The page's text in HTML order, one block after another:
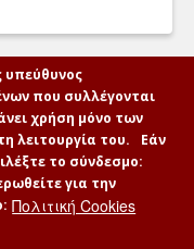
υπεύθυνος
που συλλέγονται
χρήση μόνο των
λειτουργία του.
Εάν
το σύνδεσμο:
για την
Πολιτική Cookies